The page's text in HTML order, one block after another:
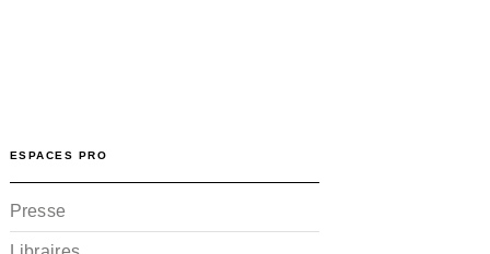
ESPACES PRO
Presse